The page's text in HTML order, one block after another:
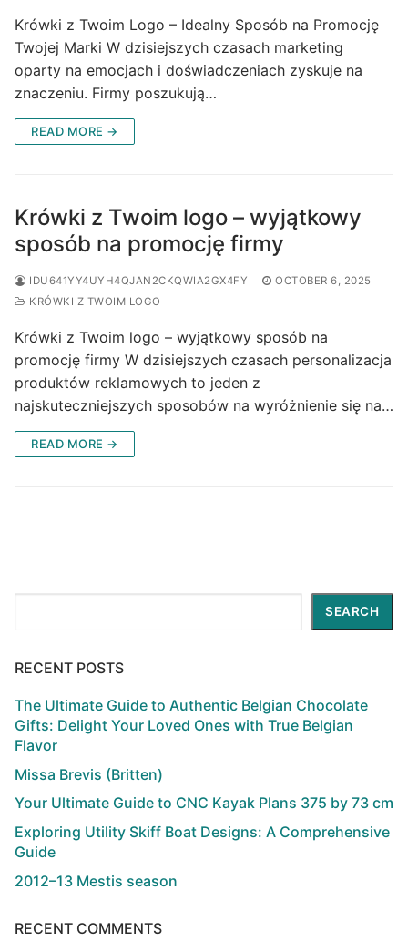
Krówki z Twoim Logo – Idealny Sposób na Promocję
Twojej Marki W dzisiejszych czasach marketing
oparty na emocjach i doświadczeniach zyskuje na
znaczeniu. Firmy poszukują…
READ MORE →
Krówki z Twoim logo – wyjątkowy
sposób na promocję firmy
IDU641YY4UYH4QJAN2CKQWIA2GX4FY
OCTOBER 6, 2025
KRÓWKI Z TWOIM LOGO
Krówki z Twoim logo – wyjątkowy sposób na
promocję firmy W dzisiejszych czasach personalizacja
produktów reklamowych to jeden z
najskuteczniejszych sposobów na wyróżnienie się na…
READ MORE →
SEARCH
RECENT POSTS
The Ultimate Guide to Authentic Belgian Chocolate
Gifts: Delight Your Loved Ones with True Belgian
Flavor
Missa Brevis (Britten)
Your Ultimate Guide to CNC Kayak Plans 375 by 73 cm
Exploring Utility Skiff Boat Designs: A Comprehensive
Guide
2012–13 Mestis season
RECENT COMMENTS